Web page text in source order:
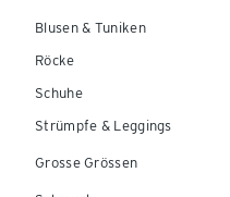
Blusen & Tuniken
Röcke
Schuhe
Strümpfe & Leggings
Grosse Grössen